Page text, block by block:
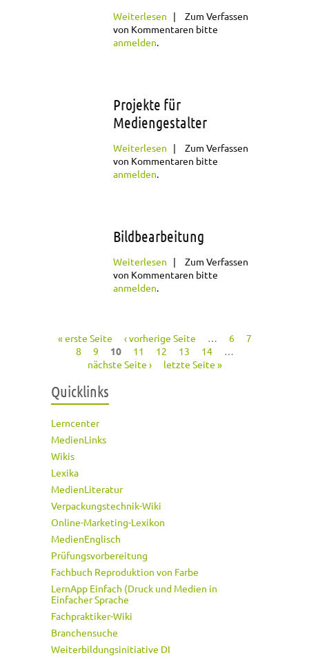
Weiterlesen über Handbuch
Medien
Zum Verfassen
von Kommentaren bitte
anmelden.
Projekte für
Mediengestalter
Weiterlesen über Projekte für
Mediengestalter
Zum Verfassen
von Kommentaren bitte
anmelden.
Bildbearbeitung
Weiterlesen über
Bildbearbeitung
Zum Verfassen
von Kommentaren bitte
anmelden.
Seiten
« erste Seite ‹ vorherige Seite … 6
7
8
9 10 11 12 13 14
…
nächste Seite ›
letzte Seite »
Quicklinks
Lerncenter
MedienLinks
Wikis
Lexika
MedienLiteratur
Verpackungstechnik-Wiki
Online-Marketing-Lexikon
MedienEnglisch
Prüfungsvorbereitung
Fachbuch Reproduktion von Farbe
LernApp Einfach (Druck und Medien in
Einfacher Sprache
Fachpraktiker-Wiki
Branchensuche
Weiterbildungsinitiative DI